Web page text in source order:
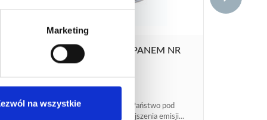
Marketing
na wszystkie
NABÓJ Z BIOPROPANEM NR
KAT. 448
7,68€ netto
Czy kiedykolwiek brali Państwo pod
uwagę możliwość zmniejszenia emisji